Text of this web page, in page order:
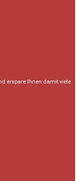
erspare Ihnen damit viele